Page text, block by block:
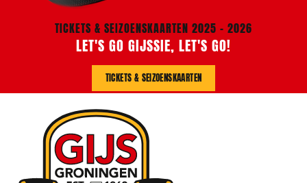
TICKETS & SEIZOENSKAARTEN 2025 - 2026
LET'S GO GIJSSIE, LET'S GO!
TICKETS & SEIZOENSKAARTEN